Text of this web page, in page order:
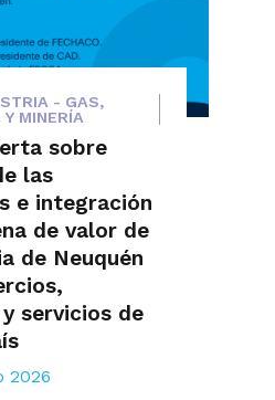
- GAS,
MINERÍA
sobre
las
e integración
de valor de
de Neuquén
servicios de
2026